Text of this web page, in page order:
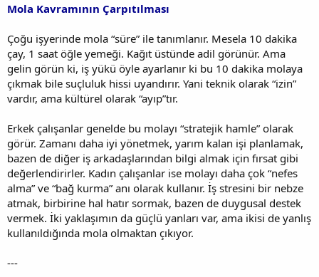
Mola Kavramının Çarpıtılması
Çoğu işyerinde mola “süre” ile tanımlanır. Mesela 10 dakika
çay, 1 saat öğle yemeği. Kağıt üstünde adil görünür. Ama
gelin görün ki, iş yükü öyle ayarlanır ki bu 10 dakika molaya
çıkmak bile suçluluk hissi uyandırır. Yani teknik olarak “izin”
vardır, ama kültürel olarak “ayıp”tır.
Erkek çalışanlar genelde bu molayı “stratejik hamle” olarak
görür. Zamanı daha iyi yönetmek, yarım kalan işi planlamak,
bazen de diğer iş arkadaşlarından bilgi almak için fırsat gibi
değerlendirirler. Kadın çalışanlar ise molayı daha çok “nefes
alma” ve “bağ kurma” anı olarak kullanır. İş stresini bir nebze
atmak, birbirine hal hatır sormak, bazen de duygusal destek
vermek. İki yaklaşımın da güçlü yanları var, ama ikisi de yanlış
kullanıldığında mola olmaktan çıkıyor.
---